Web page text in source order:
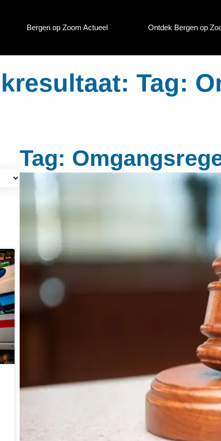
Bergen op Zoom Actueel Ontdek Bergen op
Tag:
Tag: